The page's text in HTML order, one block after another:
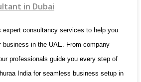
in Dubai
expert consultancy services to help you
business in the UAE. From company
professionals guide you every step of
India for seamless business setup in